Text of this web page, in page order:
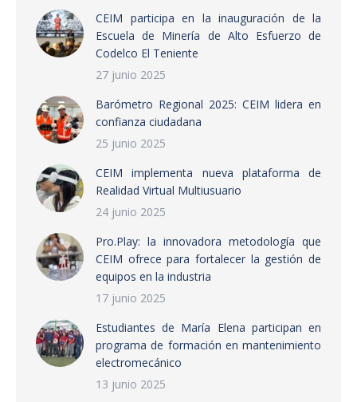
CEIM participa en la inauguración de la
Escuela de Minería de Alto Esfuerzo de
Codelco El Teniente
27 junio 2025
Barómetro Regional 2025: CEIM lidera en
confianza ciudadana
25 junio 2025
CEIM implementa nueva plataforma de
Realidad Virtual Multiusuario
24 junio 2025
Pro.Play: la innovadora metodología que
CEIM ofrece para fortalecer la gestión de
equipos en la industria
17 junio 2025
Estudiantes de María Elena participan en
programa de formación en mantenimiento
electromecánico
13 junio 2025